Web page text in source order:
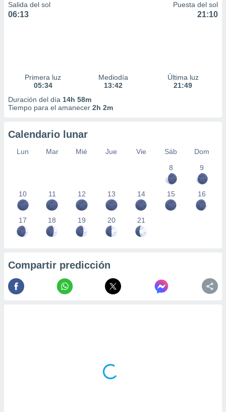
Salida del sol
06:13
Puesta del sol
21:10
Primera luz
05:34
Mediodía
13:42
Última luz
21:49
Duración del día 14h 58m
Tiempo para el amanecer 2h 2m
Calendario lunar
Lun Mar Mié Jue Vie Sáb
Dom
8
9
10 11 12 13 14 15 16
17 18 19 20 21
Compartir predicción